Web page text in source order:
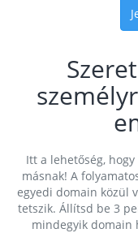
Itt a lehetőség,
másnak! A
egyedi domain közül
tetszik. Állítsd be 3
mindegyik domain